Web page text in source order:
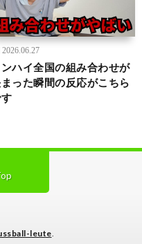
2026.06.27
ハイ全国の組み合わせが
った瞬間の反応がこちら
leute.